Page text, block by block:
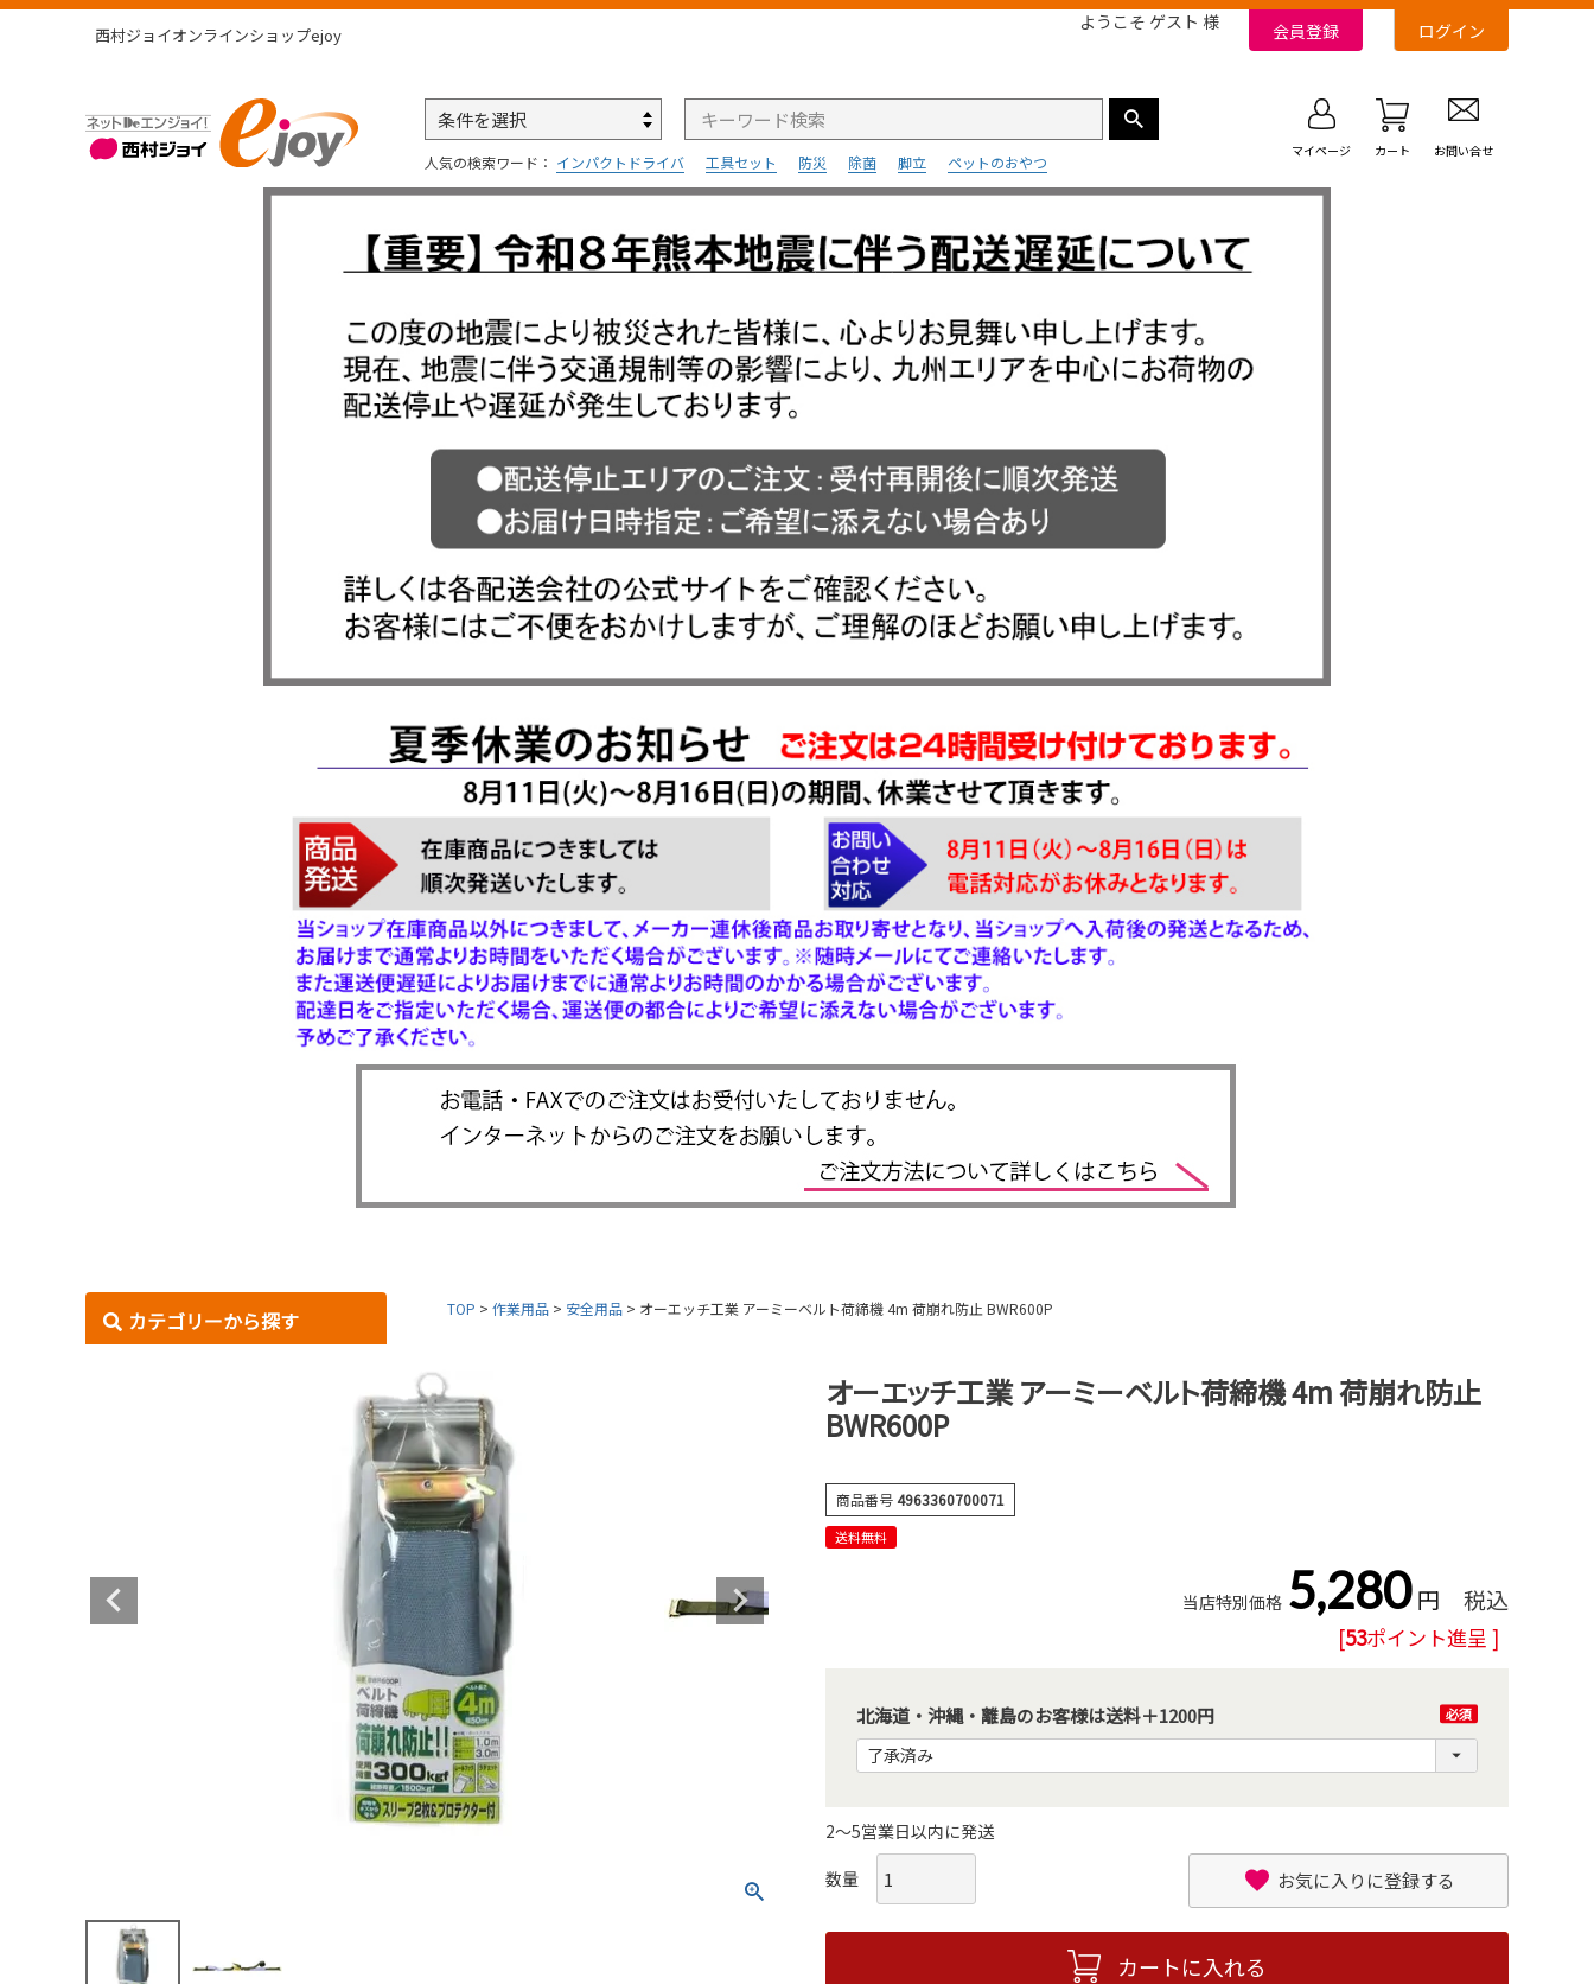
西村ジョイオンラインショップejoy
ようこそ ゲスト 様 会員登録 ログイン
検索
人気の検索ワード： インパクトドライバ 工具セット 防災 除菌 脚立 ペットのおやつ
マイページ カート お問い合せ
カテゴリーから探す TOP 作業用品 安全用品 オーエッチ工業 アーミーベルト荷締機 4m 荷崩れ防止 BWR600P
オーエッチ工業 アーミーベルト荷締機 4m 荷崩れ防止
BWR600P
商品番号4963360700071
送料無料
当店特別価格 5,280 税込
[53ポイント進呈 ]
北海道・沖縄・離島のお客様は送料＋1200円
(必
須)
2～5営業日以内に発送
お気に入りに登録する
カートに入れる